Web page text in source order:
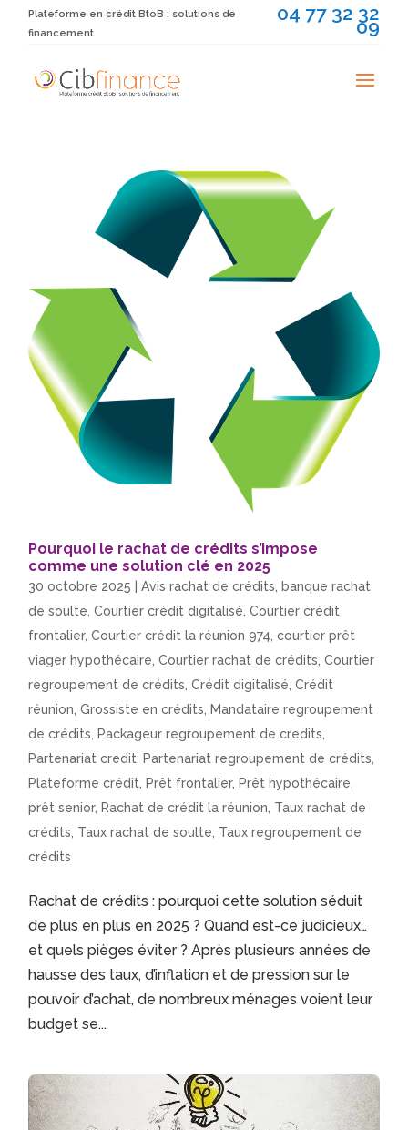
Plateforme en crédit BtoB : solutions de
financement
04 77 32 32
09
Pourquoi le rachat de crédits s’impose
comme une solution clé en 2025
30 octobre 2025 |Avis rachat de crédits
banque rachat
de soulte ,Courtier crédit digitalisé ,Courtier crédit
frontalier,Courtier crédit la réunion 974 ,courtier prêt
viager hypothécaire ,Courtier rachat de crédits ,Courtier
regroupement de crédits ,Crédit digitalisé ,Crédit
réunion ,Grossiste en crédits
Mandataire regroupement
de crédits
Packageur regroupement de credits
Partenariat credit
Partenariat regroupement de crédits
Plateforme crédit
Prêt frontalier, Prêt hypothécaire
prêt senior, Rachat de crédit la réunion Taux rachat de
crédits Taux rachat de soulte Taux regroupement de
crédits
Rachat de crédits : pourquoi cette solution séduit
de plus en plus en 2025 ? Quand est-ce judicieux…
et quels pièges éviter ? Après plusieurs années de
hausse des taux, d’inflation et de pression sur le
pouvoir d’achat, de nombreux ménages voient leur
budget se...